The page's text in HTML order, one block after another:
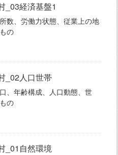
_03経済基盤1
数、労働力状態、従業上の地
の
_02人口世帯
、年齢構成、人口動態、世
の
_01自然環境